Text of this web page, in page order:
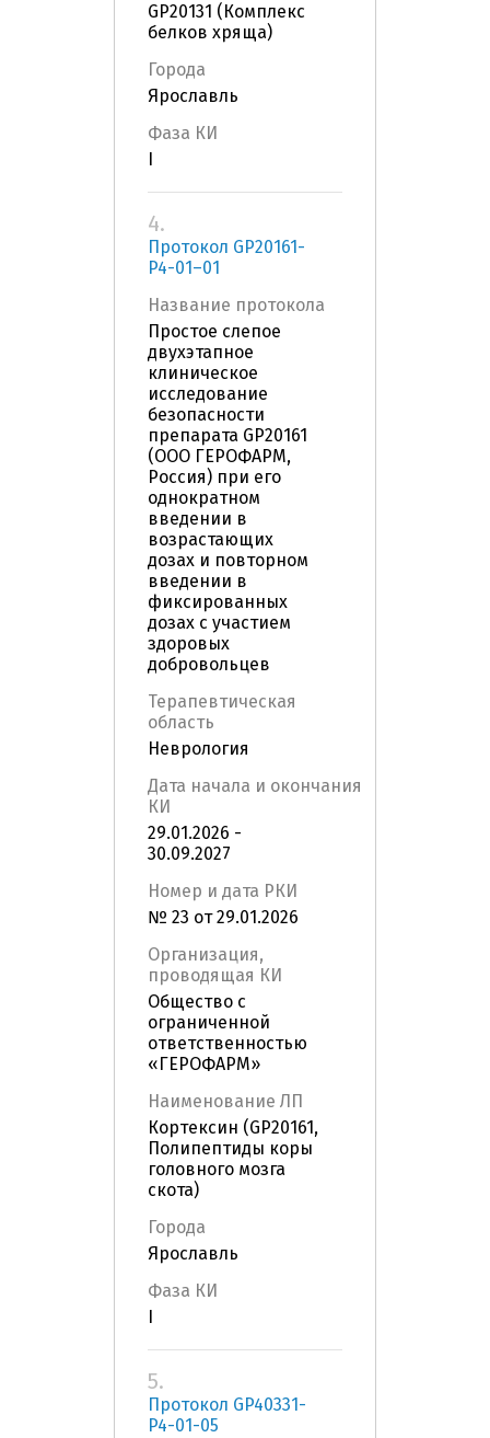
GP20131 (Комплекс
белков хряща)
Города
Ярославль
Фаза КИ
4.
Протокол GP20161-
P4-01–01
Название протокола
Простое слепое
двухэтапное
клиническое
исследование
безопасности
препарата GP20161
(ООО ГЕРОФАРМ,
Россия) при его
однократном
введении в
возрастающих
дозах и повторном
введении в
фиксированных
дозах с участием
здоровых
добровольцев
Терапевтическая
область
Неврология
Дата начала и окончания
КИ
29.01.2026 -
30.09.2027
Номер и дата РКИ
№ 23 от 29.01.2026
Организация,
проводящая КИ
Общество с
ограниченной
ответственностью
«ГЕРОФАРМ»
Наименование ЛП
Кортексин (GP20161,
Полипептиды коры
головного мозга
скота)
Города
Ярославль
Фаза КИ
5.
Протокол GP40331-
P4-01-05